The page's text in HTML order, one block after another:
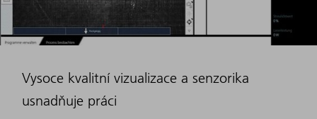
Vysoce kvalitní vizualizace a senzorika
usnadňuje práci